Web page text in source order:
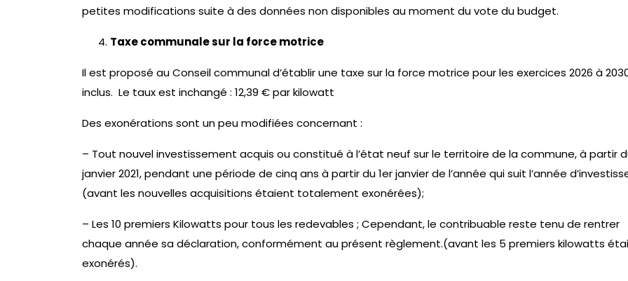
petites modifications suite à des données non disponibles au moment du vote du budget.
Taxe communale sur la force motrice
Il est proposé au Conseil communal d’établir une taxe sur la force motrice pour les exercices 2026 à
inclus. Le taux est inchangé : 12,39 € par kilowatt
Des exonérations sont un peu modifiées concernant :
– Tout nouvel investissement acquis ou constitué à l’état neuf sur le territoire de la commune, à partir
janvier 2021, pendant une période de cinq ans à partir du 1er janvier de l’année qui suit l’année
(avant les nouvelles acquisitions étaient totalement exonérées);
– Les 10 premiers Kilowatts pour tous les redevables ; Cependant, le contribuable reste tenu de rentrer
chaque année sa déclaration, conformément au présent règlement.(avant les 5 premiers kilowatts
exonérés).